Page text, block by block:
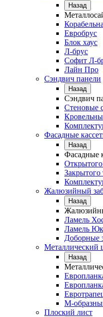
Назад
Евробрус
Блок хаус
Л-брус
Софит Л-
Лайн Про
Сэндвич панели
Назад
Сэндвич
Стеновые
Фасадные
Назад
Фасадные
Закрытого
Жалюзийный
Назад
Ламель
Ламель
Доборные
Металлический
Назад
М-
Плоский лист